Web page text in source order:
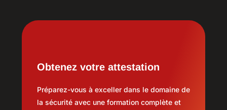
Obtenez votre attestation
Préparez-vous à exceller dans le domaine de
la sécurité avec une formation complète et